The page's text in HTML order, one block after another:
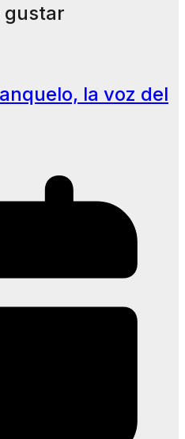
gustar
la voz del